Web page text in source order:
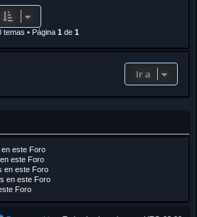
temas • Página 1 de 1
Ir a
este Foro
este Foro
en este Foro
en este Foro
Foro